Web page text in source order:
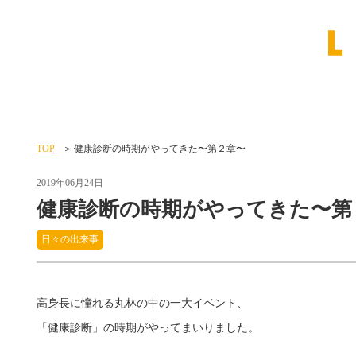
TOP 健康診断の時期がやってきた〜第２章〜
2019年06月24日
健康診断の時期がやってきた〜
日々の出来事
高身長に憧れる丸林の中の一大イベント、
「健康診断」の時期がやってまいりました。